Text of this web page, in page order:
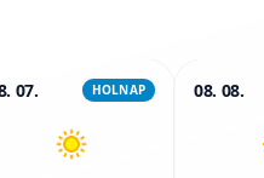
07. HOLNAP 08. 08.